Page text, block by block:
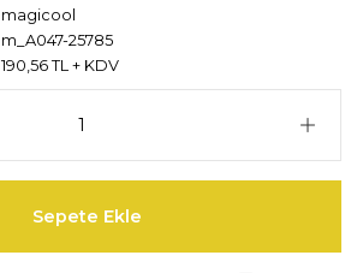
magicool
m_A047-25785
190,56 TL + KDV
Sepete Ekle